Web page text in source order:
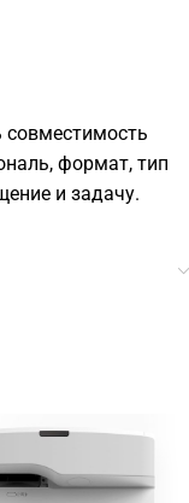
формат, тип
и задачу.